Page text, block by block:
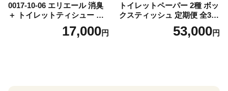
0017-10-06 エリエール 消臭
＋ トイレットティシュー し
っかり香るフレッシュクリア
の香り ダブル 12ロール×6パ
17,000円
トイレットペーパー 2種 ボッ
クスティッシュ 定期便 全3
回 日本製 まとめ買い 防災
常備品 日用雑貨 消耗品 生活
53,000円